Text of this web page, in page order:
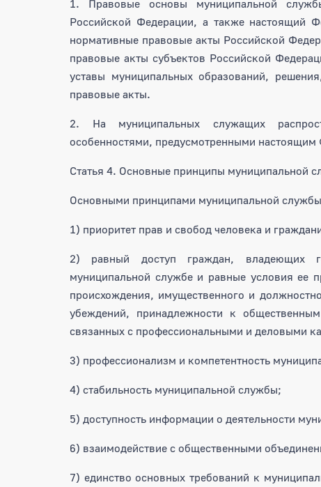
1. Правовые основы муниципальной
Российской Федерации, а также настоящий
нормативные правовые акты Российской
правовые акты субъектов Российской
уставы муниципальных образований,
правовые акты.
2. На муниципальных служащих
особенностями, предусмотренными
Статья 4. Основные принципы муниципальной
Основными принципами муниципальной
1) приоритет прав и свобод человека и
2) равный доступ граждан, владеющих
муниципальной службе и равные условия ее
происхождения, имущественного и
убеждений, принадлежности к
связанных с профессиональными и деловыми
3) профессионализм и компетентность
4) стабильность муниципальной службы;
5) доступность информации о деятельности
6) взаимодействие с общественными
7) единство основных требований к